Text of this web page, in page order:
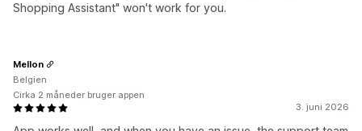
Shopping Assistant" won't work for you.
3. juni 2026
Mellon
Belgien
Cirka 2 måneder bruger appen